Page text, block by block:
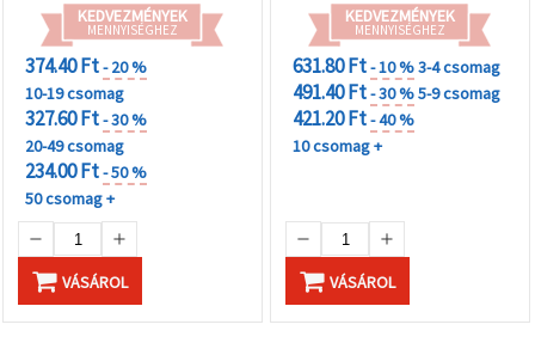
KEDVEZMÉNYEK
MENNYISÉGHEZ
374.40 Ft- 20 %
10-19 csomag
327.60 Ft- 30 %
20-49 csomag
234.00 Ft- 50 %
50 csomag +
VÁSÁROL
KEDVEZMÉNYEK
MENNYISÉGHEZ
631.80 Ft- 10 %3-4 csomag
491.40 Ft- 30 %5-9 csomag
421.20 Ft- 40 %
10 csomag +
VÁSÁROL